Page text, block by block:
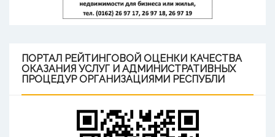
ПОРТАЛ РЕЙТИНГОВОЙ ОЦЕНКИ КАЧЕСТВА
ОКАЗАНИЯ УСЛУГ И АДМИНИСТРАТИВНЫХ
ПРОЦЕДУР ОРГАНИЗАЦИЯМИ РЕСПУБЛИ